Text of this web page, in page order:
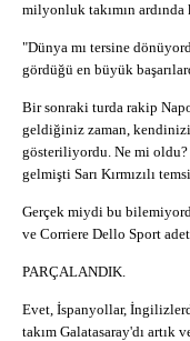
milyonluk takımın
"Dünya mı tersine
gördüğü en büyük
Bir sonraki turda rakip
geldiğiniz zaman,
gösteriliyordu. Ne mi oldu?
gelmişti Sarı Kırmızılı
Gerçek miydi bu
ve Corriere Dello Sport
PARÇALANDIK.
Evet, İspanyollar,
takım Galatasaray'dı